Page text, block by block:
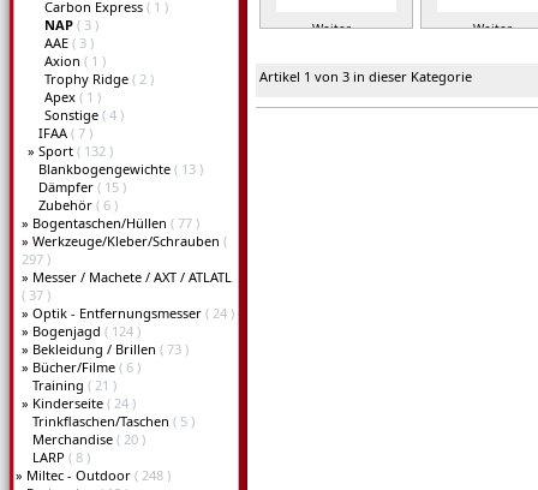
Carbon Express ( 1 )
NAP ( 3 )
AAE ( 3 )
Axion ( 1 )
Trophy Ridge ( 2 )
Apex ( 1 )
Sonstige ( 4 )
IFAA ( 7 )
» Sport ( 132 )
Blankbogengewichte ( 13 )
Dämpfer ( 15 )
Zubehör ( 6 )
» Bogentaschen/Hüllen ( 77 )
» Werkzeuge/Kleber/Schrauben (
297 )
» Messer / Machete / AXT / ATLATL
( 37 )
» Optik - Entfernungsmesser ( 24 )
» Bogenjagd ( 124 )
» Bekleidung / Brillen ( 73 )
» Bücher/Filme ( 6 )
Training ( 21 )
» Kinderseite ( 24 )
Trinkflaschen/Taschen ( 5 )
Merchandise ( 20 )
LARP ( 8 )
» Miltec - Outdoor ( 248 )
Weiter » Weiter »
Artikel 1 von 3 in dieser Kategorie